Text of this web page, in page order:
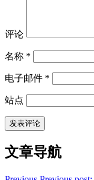
评论
名称 *
电子邮件 *
站点
文章导航